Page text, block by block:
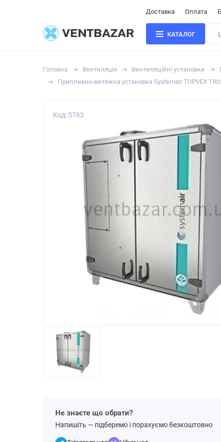
Доставка Оплата
КАТАЛОГ
Головна Вентиляція Вентиляційні установки
Припливно-витяжна установка Systemair TOPVEX
Код: 5783
Не знаєте що обрати?
Напишіть — підберемо і порахуємо безкоштовно